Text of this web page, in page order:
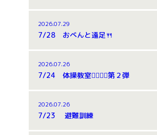
2026.07.29
7/28 おべんと遠足🍴
2026.07.26
7/24 体操教室🤸‍♂️🤸‍♂️第２弾
2026.07.26
7/23 避難訓練